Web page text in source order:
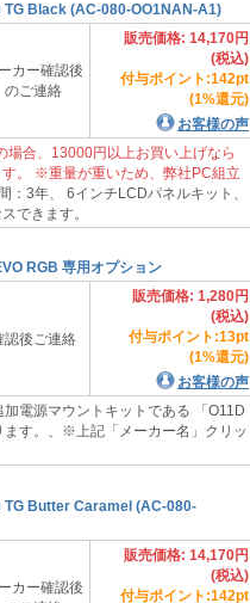
Black (AC-080-OO1NAN-A1)
カー確認後
のご連絡
販売価格: 14,170円
(税込)
付与ポイント:142pt
(1%還元)
お客様の声
合、13000円以上お買い上げなら
。 ※重量が重いため、弊社PC組立
：3年、 6インチLCDパネルキット、
できます。
RGB 専用オプション
認後ご連絡
販売価格: 1,280円
(税込)
付与ポイント:13pt
(1%還元)
お客様の声
電源マウントキットである 「O11D
す。、※上記「メーカー名」クリッ
Butter Caramel (AC-080-
カー確認後
販売価格: 14,170円
(税込)
付与ポイント:142pt